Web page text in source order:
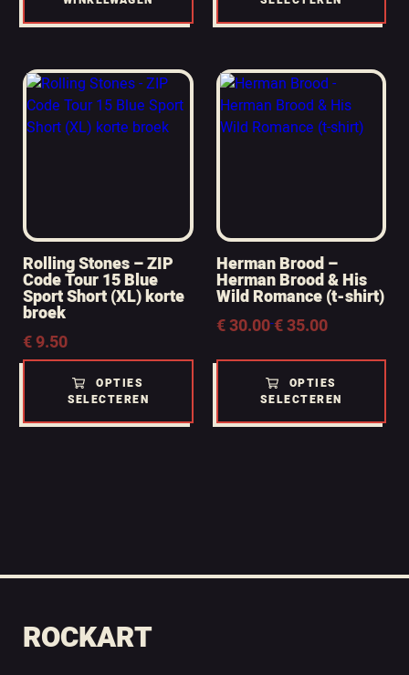
Rolling Stones – ZIP
Code Tour 15 Blue
Sport Short (XL) korte
broek
€9.50
OPTIES
SELECTEREN
Herman Brood –
Herman Brood & His
Wild Romance (t-shirt)
€30.00-€35.00
Prijsklasse:
tot
OPTIES
SELECTEREN
ROCKART